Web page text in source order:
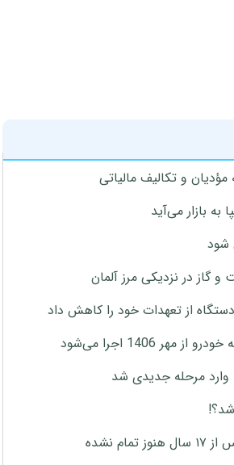
و تکالیف مالیاتی
شود
گاز در نزدیکی مرز آلمان
وارد مرحله جدیدی شد
نشده